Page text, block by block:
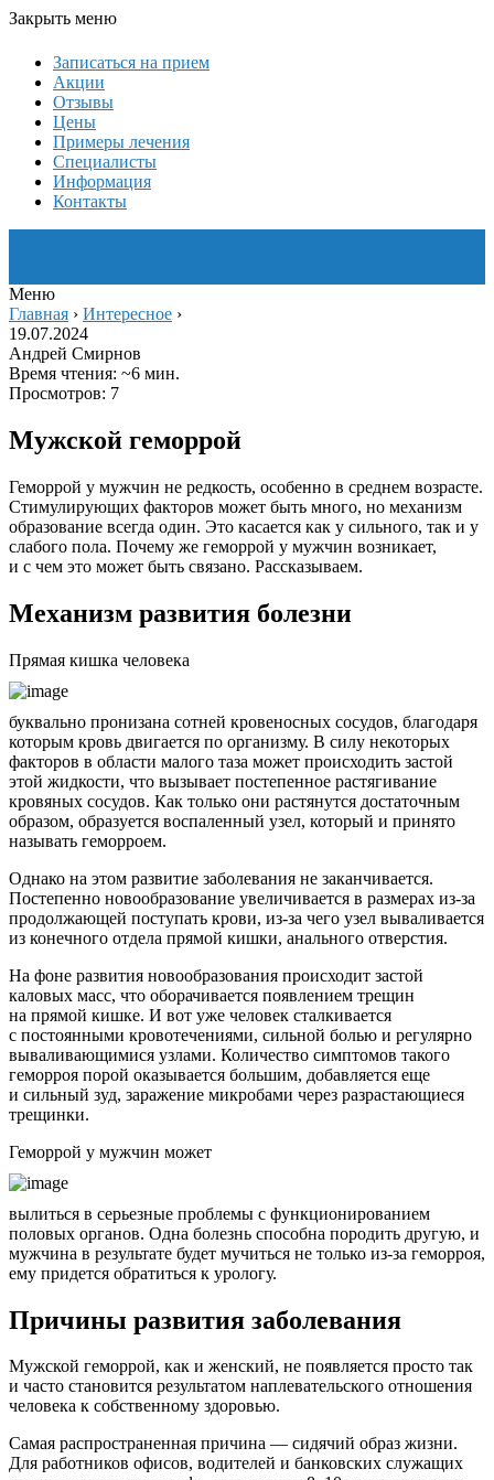
Закрыть меню
Записаться на прием
Акции
Отзывы
Цены
Примеры лечения
Специалисты
Информация
Контакты
Меню
Главная › Интересное ›
19.07.2024
Андрей Смирнов
Время чтения: ~6 мин.
Просмотров: 7
Мужской геморрой
Геморрой у мужчин не редкость, особенно в среднем возрасте.
Стимулирующих факторов может быть много, но механизм
образование всегда один. Это касается как у сильного, так и у
слабого пола. Почему же геморрой у мужчин возникает,
и с чем это может быть связано. Рассказываем.
Механизм развития болезни
Прямая кишка человека
буквально пронизана сотней кровеносных сосудов, благодаря
которым кровь двигается по организму. В силу некоторых
факторов в области малого таза может происходить застой
этой жидкости, что вызывает постепенное растягивание
кровяных сосудов. Как только они растянутся достаточным
образом, образуется воспаленный узел, который и принято
называть геморроем.
Однако на этом развитие заболевания не заканчивается.
Постепенно новообразование увеличивается в размерах из-за
продолжающей поступать крови, из-за чего узел вываливается
из конечного отдела прямой кишки, анального отверстия.
На фоне развития новообразования происходит застой
каловых масс, что оборачивается появлением трещин
на прямой кишке. И вот уже человек сталкивается
с постоянными кровотечениями, сильной болью и регулярно
вываливающимися узлами. Количество симптомов такого
геморроя порой оказывается большим, добавляется еще
и сильный зуд, заражение микробами через разрастающиеся
трещинки.
Геморрой у мужчин может
вылиться в серьезные проблемы с функционированием
половых органов. Одна болезнь способна породить другую, и
мужчина в результате будет мучиться не только из-за геморроя,
ему придется обратиться к урологу.
Причины развития заболевания
Мужской геморрой, как и женский, не появляется просто так
и часто становится результатом наплевательского отношения
человека к собственному здоровью.
Самая распространенная причина — сидячий образ жизни.
Для работников офисов, водителей и банковских служащих